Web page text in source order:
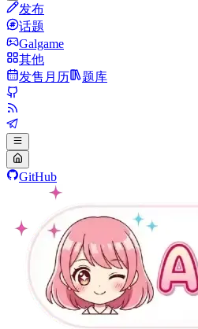
发布
话题
Galgame
其他
发售月历
题库
GitHub